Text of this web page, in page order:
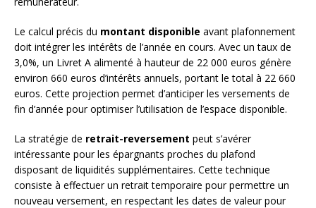
Le calcul précis du montant disponible avant plafonnement
doit intégrer les intérêts de l’année en cours. Avec un taux de
3,0%, un Livret A alimenté à hauteur de 22 000 euros génère
environ 660 euros d’intérêts annuels, portant le total à 22 660
euros. Cette projection permet d’anticiper les versements de
fin d’année pour optimiser l’utilisation de l’espace disponible.
La stratégie de retrait-reversement peut s’avérer
intéressante pour les épargnants proches du plafond
disposant de liquidités supplémentaires. Cette technique
consiste à effectuer un retrait temporaire pour permettre un
nouveau versement, en respectant les dates de valeur pour